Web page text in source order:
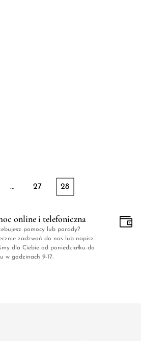
… 27 28
online i telefoniczna
pomocy lub porady?
zadzwoń do nas lub napisz.
dla Ciebie od poniedziałku do
w godzinach 9-17.